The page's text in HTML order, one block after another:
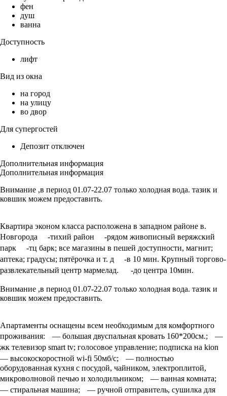
фен
душ
ванна
Доступность
лифт
Вид из окна
на город
на улицу
во двор
Для супергостей
Депозит отключен
Дополнительная информация
Дополнительная информация
Внимание ,в период 01.07-22.07 только холодная вода. тазик и
ковшик можем предоставить.
Квартира эконом класса расположена в западном районе в.
Новгорода -тихий район -рядом живописный веряжский
парк -тц барк; все магазины в пешей доступности, магнит;
аптека; градусы; пятёрочка и т. д -в 10 мин. Крупный торгово-
развлекательный центр мармелад. -до центра 10мин.
Внимание ,в период 01.07-22.07 только холодная вода. тазик и
ковшик можем предоставить.
Апартаменты оснащены всем необходимым для комфортного
проживания: — большая двуспальная кровать 160*200см.; —
жк телевизор smart tv; голосовое управление; подписка на kion
— высокоскоростной wi-fi 50мб/с; — полностью
оборудованная кухня с посудой, чайником, электроплитой,
микроволновой печью и холодильником; — ванная комната;
— стиральная машина; — ручной отправитель, сушилка для